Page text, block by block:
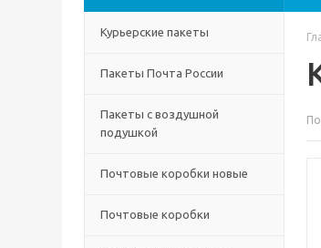
Курьерские пакеты
Пакеты Почта России
Пакеты с воздушной
подушкой
Почтовые коробки новые
Почтовые коробки